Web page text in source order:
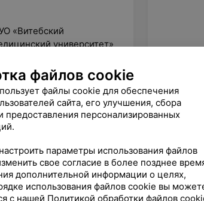
«Витебский
университет»
обеспечении
файлов cookie
файлы cookie для обеспечения
сайта, его улучшения, сбора
предоставления персонализированных
параметры использования файлов
свое согласие в более позднее
дополнительной информации о целях,
использования файлов cookie вы
с нашей Политикой обработки файлов